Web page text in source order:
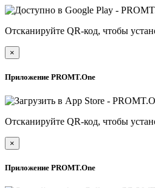
Отсканируйте QR-код, чтобы
×
Приложение PROMT.One
Отсканируйте QR-код, чтобы
×
Приложение PROMT.One